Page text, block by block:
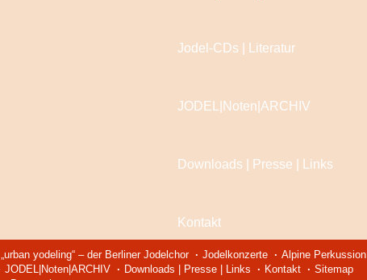
Jodel-CDs | Literatur
JODEL|Noten|ARCHIV
Downloads | Presse | Links
Kontakt
„urban yodeling“ – der Berliner Jodelchor Jodelkonzerte
Alpine Perkussion
JODEL|Noten|ARCHIV Downloads | Presse | Links Kontakt
Sitemap